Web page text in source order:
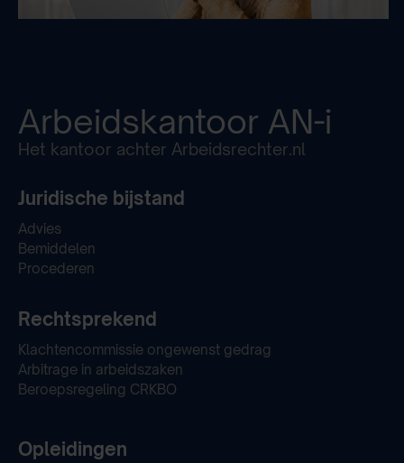
Arbeidskantoor AN-i
Het kantoor achter Arbeidsrechter.nl
Juridische bijstand
Advies
Bemiddelen
Procederen
Rechtsprekend
Klachtencommissie ongewenst gedrag
Arbitrage in arbeidszaken
Beroepsregeling CRKBO
Opleidingen